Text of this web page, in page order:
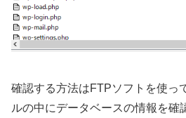
確認する方法はFTPソフトを使っ
ルの中にデータベースの情報を確